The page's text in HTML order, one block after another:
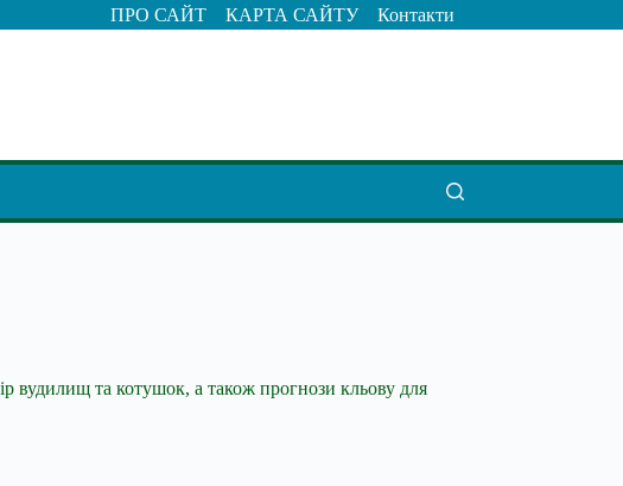
ПРО САЙТ КАРТА САЙТУ Контакти
вудилищ та котушок, а також прогнози кльову для